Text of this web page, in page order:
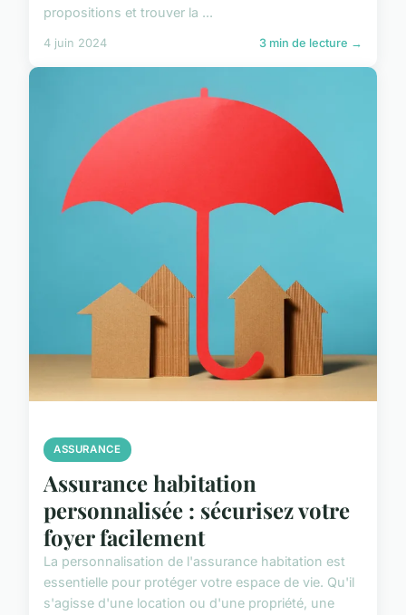
propositions et trouver la ...
4 juin 2024 3 min de lecture →
ASSURANCE
Assurance habitation
personnalisée : sécurisez votre
foyer facilement
La personnalisation de l'assurance habitation est
essentielle pour protéger votre espace de vie. Qu'il
s'agisse d'une location ou d'une propriété, une